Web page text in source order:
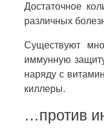
Достаточное
различных
Существуют
иммунную
наряду с
киллеры.
…против